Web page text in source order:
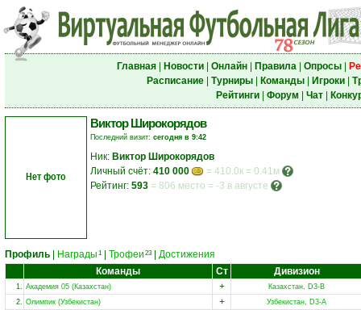
Главная| Новости| Онлайн| Правила| Опросы|
Расписание| Турниры| Команды| Игроки|
Рейтинги| Форум Чат|
Нет фото
Виктор Широкорядов
Последний визит: сегодня в 9:42
Ник: Виктор Широкорядов
Личный счёт: 410 000
= 410.0к = 0.41м
Рейтинг: 593 = 806 место = -3 в августе
Профиль Награды 1 Трофеи 23
Достижения
Команды
Ст Дивизион
1. Академия 05 (Казахстан) +
Казахстан, D3-B
2. Олимпик (Узбекистан) +
Узбекистан, D3-A